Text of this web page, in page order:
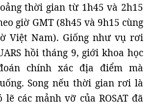
thời gian từ 1h45 và 2h15
giờ GMT (8h45 và 9h15 cùng
Việt Nam). Giống như vụ rơi
hồi tháng 9, giới khoa học
chính xác địa điểm mà
Song nếu thời gian rơi là
lẽ các mảnh vỡ của ROSAT đã